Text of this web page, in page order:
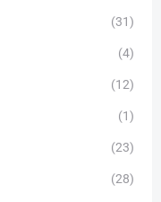
(31)
(4)
(12)
(1)
(23)
(28)